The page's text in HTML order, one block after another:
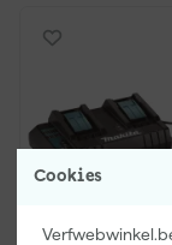
Cookies